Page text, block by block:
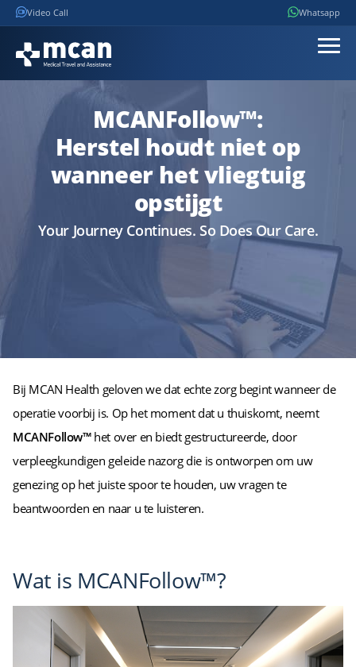
Video Call Whatsapp
MCANFollow™:
Herstel houdt niet op
wanneer het vliegtuig
opstijgt
Your Journey Continues. So Does Our Care.
Bij MCAN Health geloven we dat echte zorg begint wanneer de
operatie voorbij is. Op het moment dat u thuiskomt, neemt
MCANFollow™het over en biedt gestructureerde, door
verpleegkundigen geleide nazorg die is ontworpen om uw
genezing op het juiste spoor te houden, uw vragen te
beantwoorden en naar u te luisteren.
Wat is MCANFollow™?